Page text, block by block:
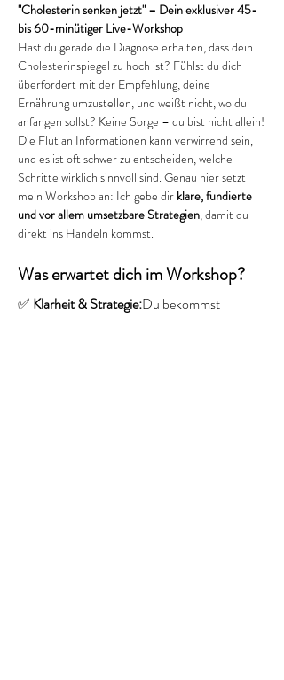
"Cholesterin senken jetzt" – Dein exklusiver 45-
bis 60-minütiger Live-Workshop
Hast du gerade die Diagnose erhalten, dass dein
Cholesterinspiegel zu hoch ist? Fühlst du dich
überfordert mit der Empfehlung, deine
Ernährung umzustellen, und weißt nicht, wo du
anfangen sollst? Keine Sorge – du bist nicht allein!
Die Flut an Informationen kann verwirrend sein,
und es ist oft schwer zu entscheiden, welche
Schritte wirklich sinnvoll sind. Genau hier setzt
mein Workshop an: Ich gebe dir klare, fundierte
und vor allem umsetzbare Strategien, damit du
direkt ins Handeln kommst.
Was erwartet dich im Workshop?
✅ Klarheit & Strategie:Du bekommst